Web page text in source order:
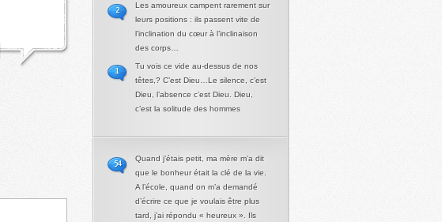
Les amoureux campent rarement sur
leurs positions : ils passent vite de
l’inclination du cœur à l’inclinaison
des corps…
2
Tu vois ce vide au-dessus de nos
têtes,? C’est Dieu…Le silence, c’est
Dieu, l’absence c’est Dieu. Dieu,
c’est la solitude des hommes
1
Quand j’étais petit, ma mère m’a dit
que le bonheur était la clé de la vie.
A l’école, quand on m’a demandé
d’écrire ce que je voulais être plus
tard, j’ai répondu « heureux ». Ils
54